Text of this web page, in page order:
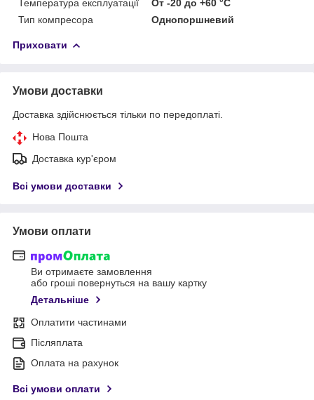
Температура експлуатації
От -20 до +60 °C
Тип компресора
Однопоршневий
Приховати
Умови доставки
Доставка здійснюється тільки по передоплаті.
Нова Пошта
Доставка кур'єром
Всі умови доставки
Умови оплати
Ви отримаєте замовлення
або гроші повернуться на вашу картку
Детальніше
Оплатити частинами
Післяплата
Оплата на рахунок
Всі умови оплати